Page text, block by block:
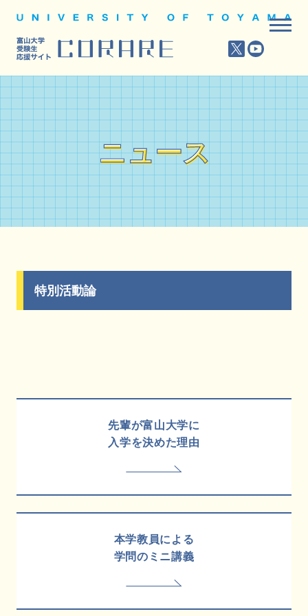
ニュース
ニュース
特別活動論
先輩が富山大学に
入学を決めた理由
本学教員による
学問のミニ講義